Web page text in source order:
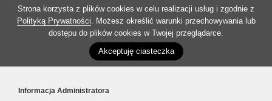
Strona korzysta z plików cookies w celu realizacji usług i zgodnie z
Polityką Prywatności. Możesz określić warunki przechowywania lub
dostępu do plików cookies w Twojej przeglądarce.
Akceptuję ciasteczka
Informacja Administratora